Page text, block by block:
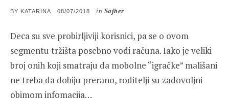
BY KATARINA
POSTED
08/07/2018 in Sajber
Deca su sve probirljiviji korisnici, pa se o ovom
segmentu tržišta posebno vodi računa. Iako je veliki
broj onih koji smatraju da mobolne “igračke” mališani
ne treba da dobiju prerano, roditelji su zadovoljni
obimom infomacija…